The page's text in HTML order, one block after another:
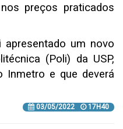
preços praticados
apresentado um novo
(Poli) da USP,
Inmetro e que deverá
03/05/2022 17H40